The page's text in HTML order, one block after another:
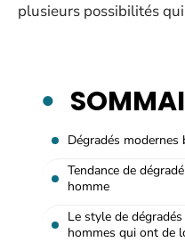
plusieurs possibilités
Dégradés
Tendance de
homme
Le style de
hommes qui ont de